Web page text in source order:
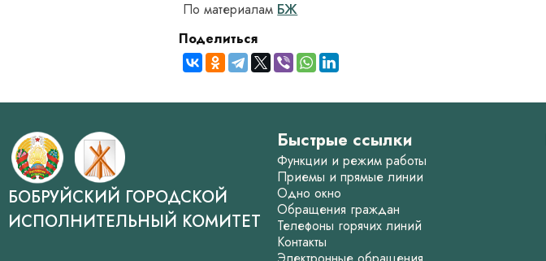
По материалам БЖ
Поделиться
БОБРУЙСКИЙ ГОРОДСКОЙ
ИСПОЛНИТЕЛЬНЫЙ КОМИТЕТ
Быстрые ссылки
Функции и режим работы
Приемы и прямые линии
Одно окно
Обращения граждан
Телефоны горячих линий
Контакты